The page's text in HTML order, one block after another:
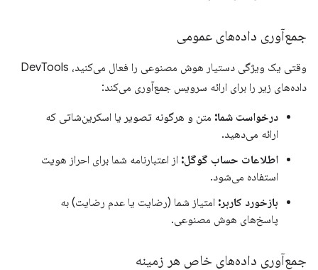
جمع‌آوری داده‌های عمومی
وقتی یک ویژگی دستیار هوش مصنوعی را فعال می‌کنید، DevTools
داده‌های زیر را برای ارائه سرویس جمع‌آوری می‌کند:
درخواست شما: متن و هرگونه تصویر یا اسکرین‌شاتی که
ارائه می‌دهید.
اطلاعات حساب گوگل: از اعتبارنامه شما برای احراز هویت
استفاده می‌شود.
بازخورد کاربر: امتیاز شما (رضایت یا عدم رضایت) به
پاسخ‌های هوش مصنوعی.
جمع‌آوری داده‌های خاص هر زمینه